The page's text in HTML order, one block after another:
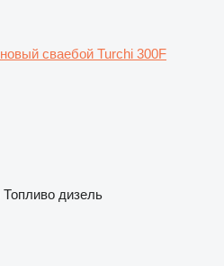
новый сваебой Turchi 300F
Топливо дизель